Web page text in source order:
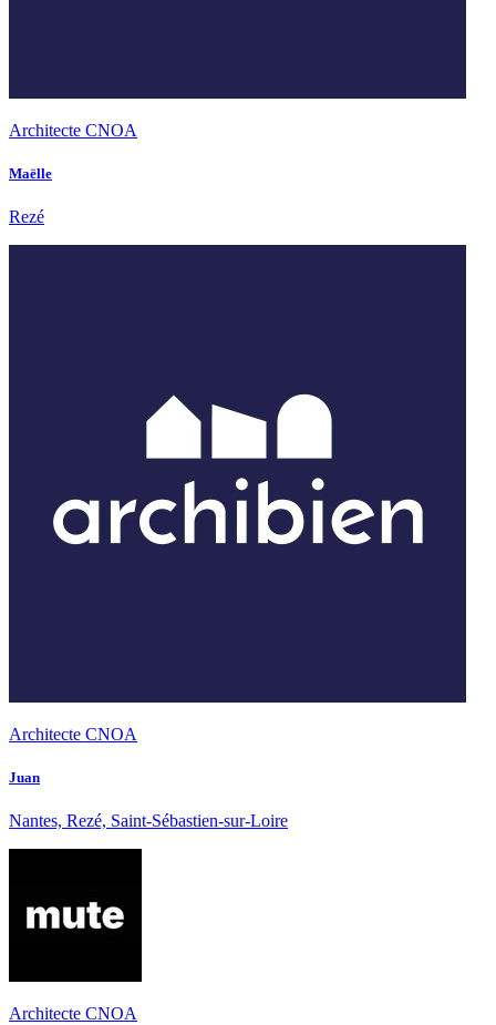
Architecte CNOA
Maëlle
Rezé
Architecte CNOA
Juan
Nantes, Rezé, Saint-Sébastien-sur-Loire
Architecte CNOA